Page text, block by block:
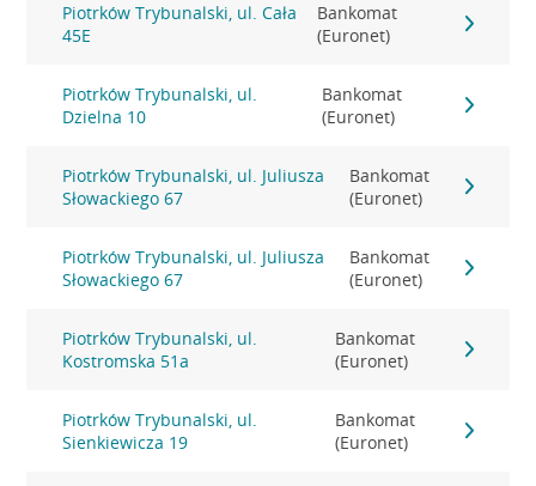
Piotrków Trybunalski, ul. Cała
45E
Bankomat
(Euronet)
Piotrków Trybunalski, ul.
Dzielna 10
Bankomat
(Euronet)
Piotrków Trybunalski, ul. Juliusza
Słowackiego 67
Bankomat
(Euronet)
Piotrków Trybunalski, ul. Juliusza
Słowackiego 67
Bankomat
(Euronet)
Piotrków Trybunalski, ul.
Kostromska 51a
Bankomat
(Euronet)
Piotrków Trybunalski, ul.
Sienkiewicza 19
Bankomat
(Euronet)